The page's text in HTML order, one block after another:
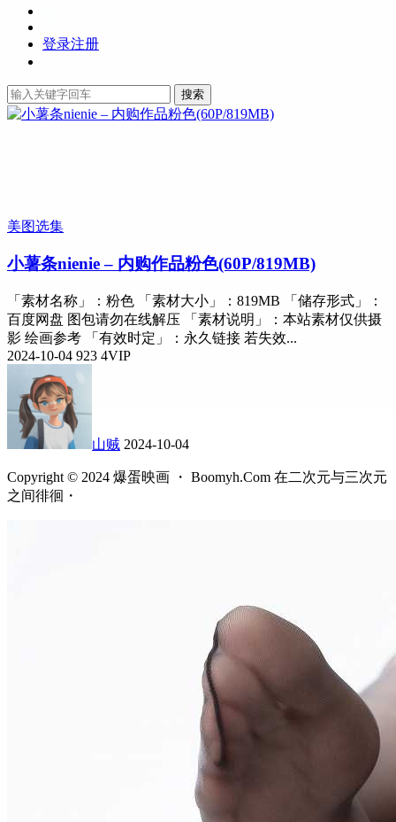
登录注册
搜索
美图选集
小薯条nienie – 内购作品粉色(60P/819MB)
「素材名称」：粉色 「素材大小」：819MB 「储存形式」：
百度网盘 图包请勿在线解压 「素材说明」：本站素材仅供摄
影 绘画参考 「有效时定」：永久链接 若失效...
2024-10-04 923 4VIP
山贼 2024-10-04
Copyright © 2024 爆蛋映画 ・ Boomyh.Com 在二次元与三次元
之间徘徊・